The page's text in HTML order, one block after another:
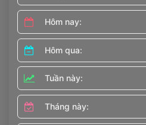
Hôm nay:
Hôm qua:
Tuần này:
Tháng này: